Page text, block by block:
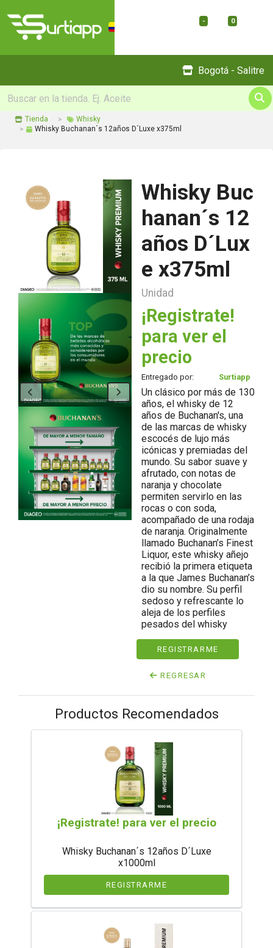
- 0
Bogotá - Salitre
Tienda
Whisky
Whisky Buchanan´s 12años D´Luxe x375ml
Whisky Buc
hanan´s 12
años D´Lux
e x375ml
Unidad
¡Registrate!
para ver el
precio
Entregado por: Surtiapp
Un clásico por más de 130
años, el whisky de 12
años de Buchanan's, una
de las marcas de whisky
escocés de lujo más
icónicas y premiadas del
mundo. Su sabor suave y
afrutado, con notas de
naranja y chocolate
permiten servirlo en las
rocas o con soda,
acompañado de una rodaja
de naranja. Originalmente
llamado Buchanan’s Finest
Liquor, este whisky añejo
recibió la primera etiqueta
a la que James Buchanan’s
dio su nombre. Su perfil
sedoso y refrescante lo
aleja de los perfiles
pesados del whisky
REGISTRARME
REGRESAR
Productos Recomendados
¡Registrate! para ver el precio
Whisky Buchanan´s 12años D´Luxe
x1000ml
REGISTRARME